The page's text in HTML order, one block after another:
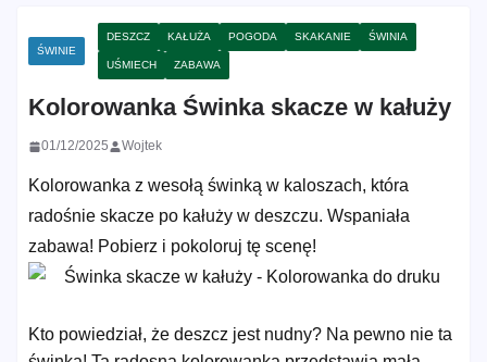
ŚWINIE
DESZCZ KAŁUŻA POGODA SKAKANIE ŚWINIA
UŚMIECH ZABAWA
Kolorowanka Świnka skacze w kałuży
01/12/2025 Wojtek
Kolorowanka z wesołą świnką w kaloszach, która
radośnie skacze po kałuży w deszczu. Wspaniała
zabawa! Pobierz i pokoloruj tę scenę!
Kto powiedział, że deszcz jest nudny? Na pewno nie ta